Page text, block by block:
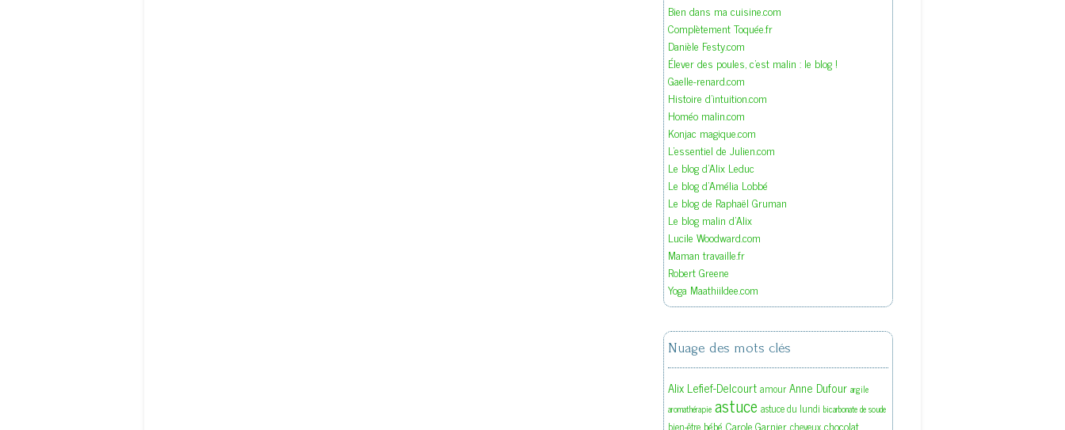
Bien dans ma cuisine.com
Complètement Toquée.fr
Danièle Festy.com
Élever des poules, c'est malin : le blog !
Gaelle-renard.com
Histoire d'intuition.com
Homéo malin.com
Konjac magique.com
L'essentiel de Julien.com
Le blog d'Alix Leduc
Le blog d'Amélia Lobbé
Le blog de Raphaël Gruman
Le blog malin d'Alix
Lucile Woodward.com
Maman travaille.fr
Robert Greene
Yoga Maathiildee.com
Nuage des mots clés
Alix Lefief-Delcourt amour Anne Dufour argile
aromathérapie astuce astuce du lundi bicarbonate de soude
bébé Carole Garnier chocolat